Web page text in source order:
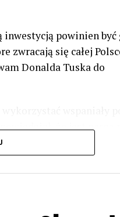
powinien być
zwracają się całej
Donalda Tuska do
że jest naszą
Europarlamencie będą
listę na Zachodnim
listę PiS – powiedział